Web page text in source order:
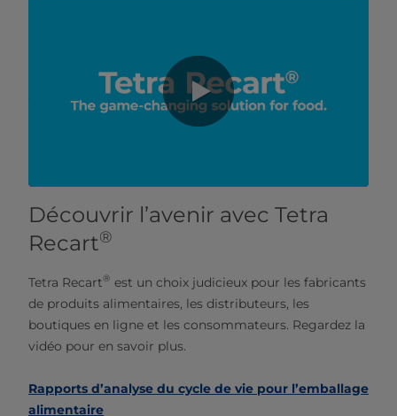
Découvrir l’avenir avec Tetra
Recart®
Tetra Recart® est un choix judicieux pour les fabricants
de produits alimentaires, les distributeurs, les
boutiques en ligne et les consommateurs. Regardez la
vidéo pour en savoir plus.
Rapports d’analyse du cycle de vie pour l’emballage
alimentaire